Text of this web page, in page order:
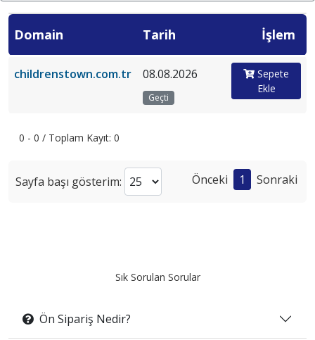
Domain Tarih İşlem
childrenstown.com.tr 08.08.2026
Geçti
Sepete
Ekle
0 - 0 / Toplam Kayıt: 0
Sayfa başı gösterim: Önceki 1 Sonraki
Sık Sorulan Sorular
Ön Sipariş Nedir?